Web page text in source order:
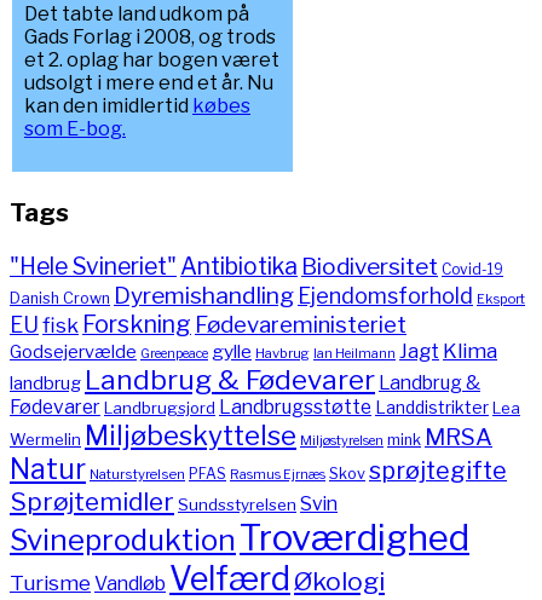
Det tabte land udkom på
Gads Forlag i 2008, og trods
et 2. oplag har bogen været
udsolgt i mere end et år. Nu
kan den imidlertid købes
som E-bog.
Tags
"Hele Svineriet" Antibiotika Biodiversitet Covid-19
Danish Crown Dyremishandling Ejendomsforhold Eksport
EUfisk Forskning Fødevareministeriet
Godsejervælde Greenpeace gylle Havbrug Ian Heilmann Jagt Klima
landbrug Landbrug & Fødevarer Landbrug &
FødevarerLandbrugsjord Landbrugsstøtte LanddistrikterLea
Wermelin Miljøbeskyttelse Miljøstyrelsen mink MRSA
Natur Naturstyrelsen PFAS Rasmus Ejrnæs Skov sprøjtegifte
Sprøjtemidler Sundsstyrelsen Svin
Svineproduktion Troværdighed
TurismeVandløb Velfærd Økologi